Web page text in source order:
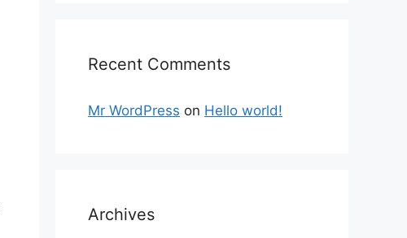
Recent Comments
Mr WordPress on Hello world!
Archives